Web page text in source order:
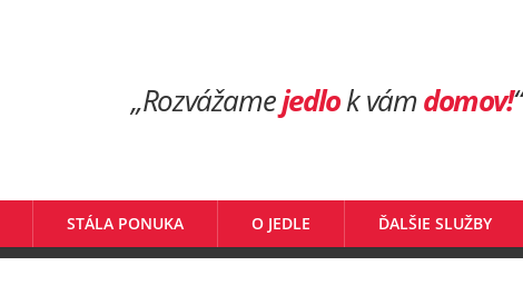
„Rozvážamejedlok vámdomov!“
STÁLA PONUKA O JEDLE ĎALŠIE SLUŽBY